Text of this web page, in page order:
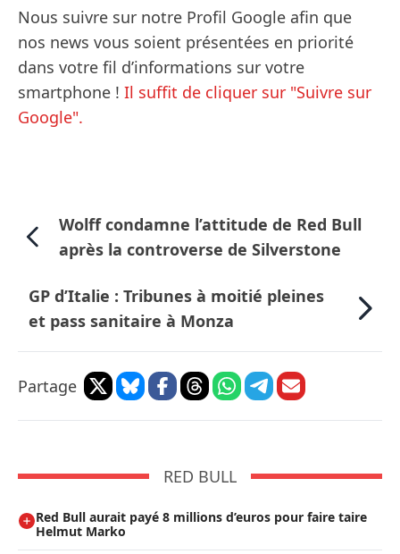
Nous suivre sur notre Profil Google afin que
nos news vous soient présentées en priorité
dans votre fil d’informations sur votre
smartphone ! Il suffit de cliquer sur "Suivre sur
Google".
Wolff condamne l’attitude de Red Bull
après la controverse de Silverstone
GP d’Italie : Tribunes à moitié pleines
et pass sanitaire à Monza
Partage
RED BULL
Red Bull aurait payé 8 millions d’euros pour faire taire
Helmut Marko